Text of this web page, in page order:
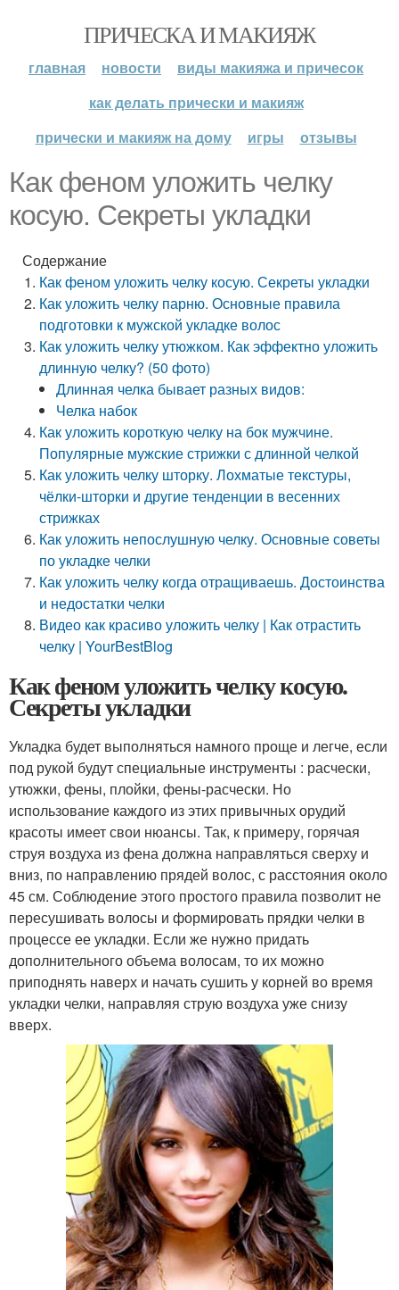
ПРИЧЕСКА И МАКИЯЖ
главная новости
виды макияжа и причесок
как делать прически и макияж
прически и макияж на дому
игры отзывы
Как феном уложить челку
косую. Секреты укладки
Содержание
Как феном уложить челку косую. Секреты укладки
Как уложить челку парню. Основные правила
подготовки к мужской укладке волос
Как уложить челку утюжком. Как эффектно уложить
длинную челку? (50 фото)
Длинная челка бывает разных видов:
Челка набок
Как уложить короткую челку на бок мужчине.
Популярные мужские стрижки с длинной челкой
Как уложить челку шторку. Лохматые текстуры,
чёлки-шторки и другие тенденции в весенних
стрижках
Как уложить непослушную челку. Основные советы
по укладке челки
Как уложить челку когда отращиваешь. Достоинства
и недостатки челки
Видео как красиво уложить челку | Как отрастить
челку | YourBestBlog
Как феном уложить челку косую.
Секреты укладки
Укладка будет выполняться намного проще и легче, если
под рукой будут специальные инструменты : расчески,
утюжки, фены, плойки, фены-расчески. Но
использование каждого из этих привычных орудий
красоты имеет свои нюансы. Так, к примеру, горячая
струя воздуха из фена должна направляться сверху и
вниз, по направлению прядей волос, с расстояния около
45 см. Соблюдение этого простого правила позволит не
пересушивать волосы и формировать прядки челки в
процессе ее укладки. Если же нужно придать
дополнительного объема волосам, то их можно
приподнять наверх и начать сушить у корней во время
укладки челки, направляя струю воздуха уже снизу
вверх.